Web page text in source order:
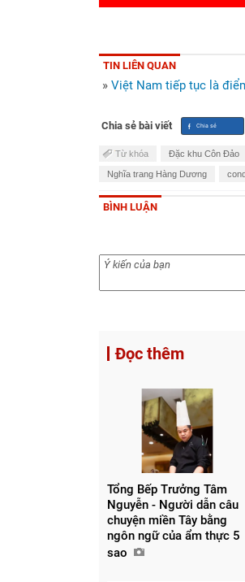
TIN LIÊN QUAN
» Việt Nam tiếp tục là
Chia sẻ bài viết
Từ khóa Đặc khu Côn Đảo
Nghĩa trang Hàng Dương
BÌNH LUẬN
Đọc thêm
Tổng Bếp Trưởng Tâm
Nguyễn - Người dẫn câu
chuyện miền Tây bằng
ngôn ngữ của ẩm thực 5
sao